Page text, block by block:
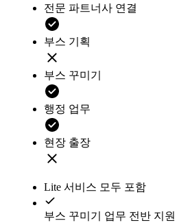
전문 파트너사 연결
부스 기획
부스 꾸미기
행정 업무
현장 출장
Lite 서비스 모두 포함
부스 꾸미기 업무 전반 지원